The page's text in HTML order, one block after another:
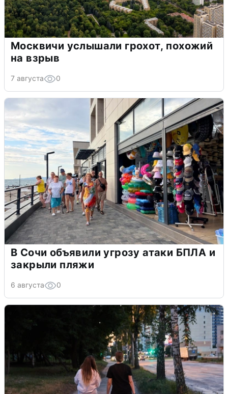
Москвичи услышали грохот, похожий
на взрыв
7 августа 0
В Сочи объявили угрозу атаки БПЛА и
закрыли пляжи
6 августа 0